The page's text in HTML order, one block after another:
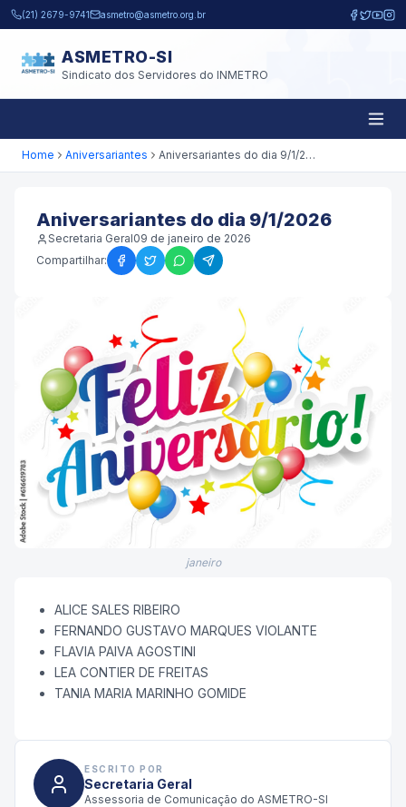
Pular para o conteúdo principal
(21) 2679-9741 asmetro@asmetro.org.br
ASMETRO-SI
Sindicato dos Servidores do INMETRO
Home Aniversariantes Aniversariantes do dia 9/1/2026
Aniversariantes do dia 9/1/2026
Secretaria Geral09 de janeiro de 2026
Compartilhar:
janeiro
ALICE SALES RIBEIRO
FERNANDO GUSTAVO MARQUES VIOLANTE
FLAVIA PAIVA AGOSTINI
LEA CONTIER DE FREITAS
TANIA MARIA MARINHO GOMIDE
ESCRITO POR
Secretaria Geral
Assessoria de Comunicação do ASMETRO-SI